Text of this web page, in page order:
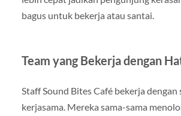
bagus untuk bekerja atau santai.
Team yang Bekerja dengan
Staff Sound Bites Café bekerja dengan
kerjasama. Mereka sama-sama